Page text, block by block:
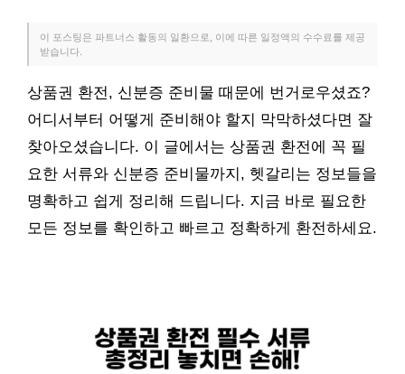
이 포스팅은 파트너스 활동의 일환으로, 이에 따른 일정액의 수수료를 제공
받습니다.
상품권 환전, 신분증 준비물 때문에 번거로우셨죠?
어디서부터 어떻게 준비해야 할지 막막하셨다면 잘
찾아오셨습니다. 이 글에서는 상품권 환전에 꼭 필
요한 서류와 신분증 준비물까지, 헷갈리는 정보들을
명확하고 쉽게 정리해 드립니다. 지금 바로 필요한
모든 정보를 확인하고 빠르고 정확하게 환전하세요.